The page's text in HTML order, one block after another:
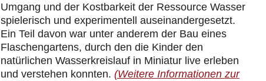
Umgang und der Kostbarkeit der Ressource Wasser
spielerisch und experimentell auseinandergesetzt.
Ein Teil davon war unter anderem der Bau eines
Flaschengartens, durch den die Kinder den
natürlichen Wasserkreislauf in Miniatur live erleben
und verstehen konnten. (Weitere Informationen zur